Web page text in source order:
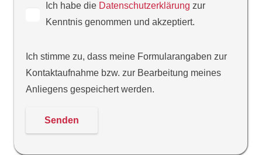
Ich habe die Datenschutzerklärung zur
Kenntnis genommen und akzeptiert.
Ich stimme zu, dass meine Formularangaben zur
Kontaktaufnahme bzw. zur Bearbeitung meines
Anliegens gespeichert werden.
Bitte dieses Feld leer lassen, danke!